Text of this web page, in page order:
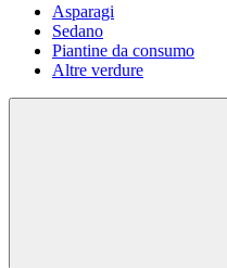
Asparagi
Sedano
Piantine da consumo
Altre verdure